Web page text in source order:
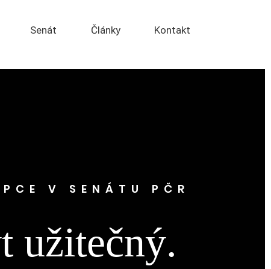
Senát Články Kontakt
V SENÁTU PČR
užitečný.